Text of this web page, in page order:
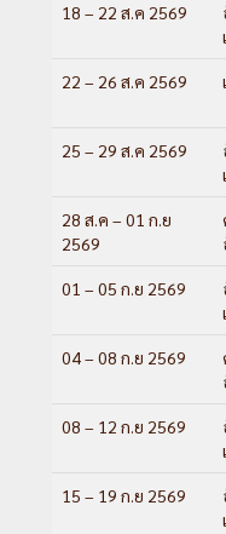
18 – 22 ส.ค 2569
22 – 26 ส.ค 2569
25 – 29 ส.ค 2569
28 ส.ค – 01 ก.ย
2569
01 – 05 ก.ย 2569
04 – 08 ก.ย 2569
08 – 12 ก.ย 2569
15 – 19 ก.ย 2569